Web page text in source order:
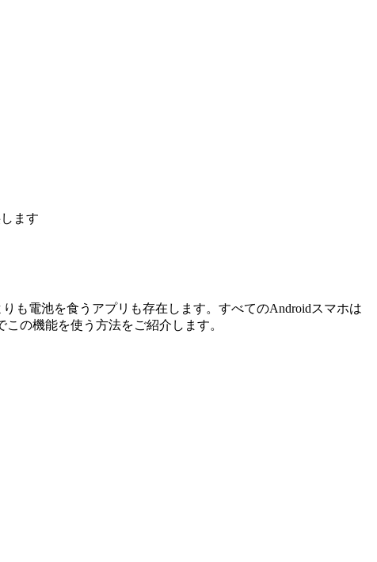
ます
も電池を食うアプリも存在します。すべてのAndroidスマホは
の機能を使う方法をご紹介します。